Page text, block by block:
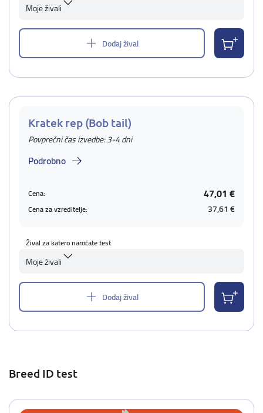
Moje živali
Dodaj žival
Kratek rep (Bob tail)
Povprečni čas izvedbe: 3-4 dni
Podrobno
Cena: 47,01 €
Cena za vzreditelje: 37,61 €
Žival za katero naročate test
Moje živali
Dodaj žival
Breed ID test